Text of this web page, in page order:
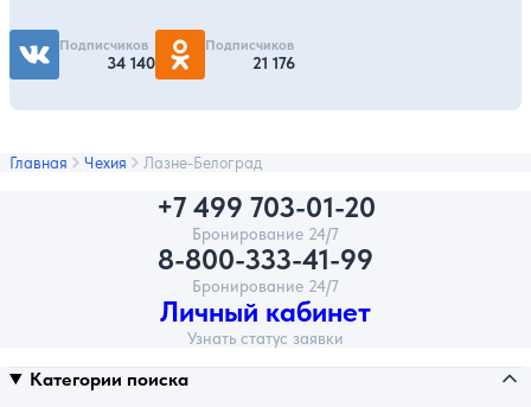
Подписчиков
34 140
Подписчиков
21 176
Главная Чехия Лазне-Белоград
+7 499 703-01-20
Бронирование 24/7
8-800-333-41-99
Бронирование 24/7
Личный кабинет
Узнать статус заявки
Категории поиска